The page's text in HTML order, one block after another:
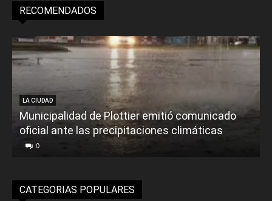
RECOMENDADOS
LA CIUDAD
Municipalidad de Plottier emitió comunicado
oficial ante las precipitaciones climáticas
0
CATEGORIAS POPULARES